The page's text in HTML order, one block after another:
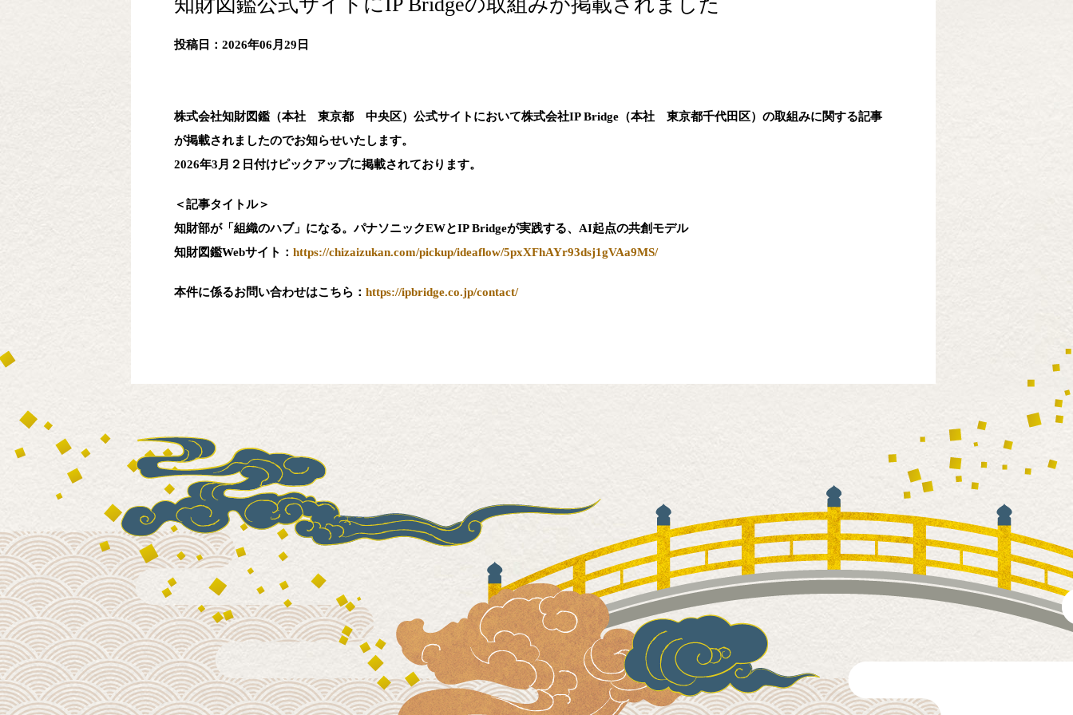
投稿日：2026年06月29日
株式会社知財図鑑（本社 東京都 中央区）公式サイトにおいて株式会社IP Bridge（本社 東京都千代田区）の取組みに関する記事
が掲載されましたのでお知らせいたします。
2026年3月２日付けピックアップに掲載されております。
＜記事タイトル＞
知財部が「組織のハブ」になる。パナソニックEWとIP Bridgeが実践する、AI起点の共創モデル
知財図鑑Webサイト：https://chizaizukan.com/pickup/ideaflow/5pxXFhAYr93dsj1gVAa9MS/
本件に係るお問い合わせはこちら：https://ipbridge.co.jp/contact/